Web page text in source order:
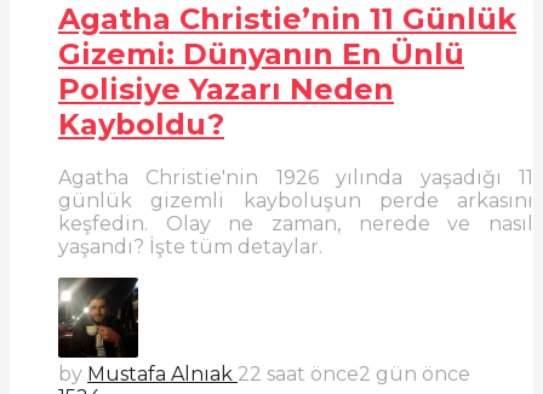
Agatha Christie’nin 11 Günlük
Gizemi: Dünyanın En Ünlü
Polisiye Yazarı Neden
Kayboldu?
Agatha Christie'nin 1926 yılında yaşadığı 11
günlük gizemli kayboluşun perde arkasını
keşfedin. Olay ne zaman, nerede ve nasıl
yaşandı? İşte tüm detaylar.
by Mustafa Alnıak 22 saat önce2 gün önce